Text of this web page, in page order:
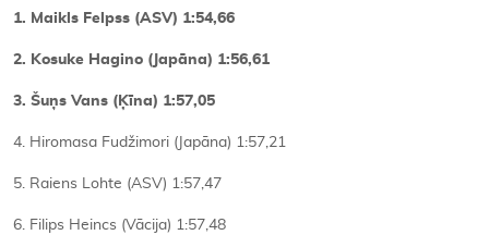
1. Maikls Felpss (ASV) 1:54,66
2. Kosuke Hagino (Japāna) 1:56,61
3. Šuņs Vans (Ķīna) 1:57,05
4. Hiromasa Fudžimori (Japāna) 1:57,21
5. Raiens Lohte (ASV) 1:57,47
6. Filips Heincs (Vācija) 1:57,48